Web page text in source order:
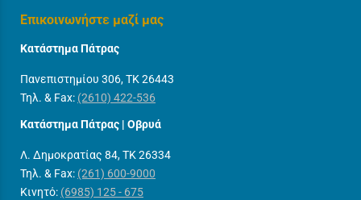
Επικοινωνήστε μαζί μας
Κατάστημα Πάτρας
Πανεπιστημίου 306, ΤΚ 26443
Τηλ. & Fax: (2610) 422-536
Κατάστημα Πάτρας | Οβρυά
Λ. Δημοκρατίας 84, ΤΚ 26334
Τηλ. & Fax: (261) 600-9000
Κινητό: (6985) 125 - 675